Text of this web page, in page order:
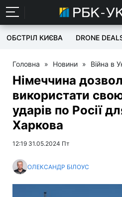
ОБСТРІЛ КИЄВА DRONE
Головна » Новини » Війна в
Німеччина
використати
ударів по Росії
Харкова
12:19 31.05.2024 Пт
ОЛЕКСАНДР БІЛОУС